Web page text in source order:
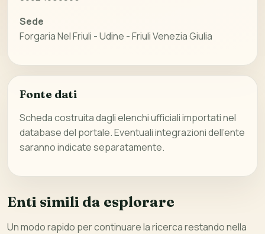
Sede
Forgaria Nel Friuli - Udine - Friuli Venezia Giulia
Fonte dati
Scheda costruita dagli elenchi ufficiali importati nel
database del portale. Eventuali integrazioni dell’ente
saranno indicate separatamente.
Enti simili da esplorare
Un modo rapido per continuare la ricerca restando nella